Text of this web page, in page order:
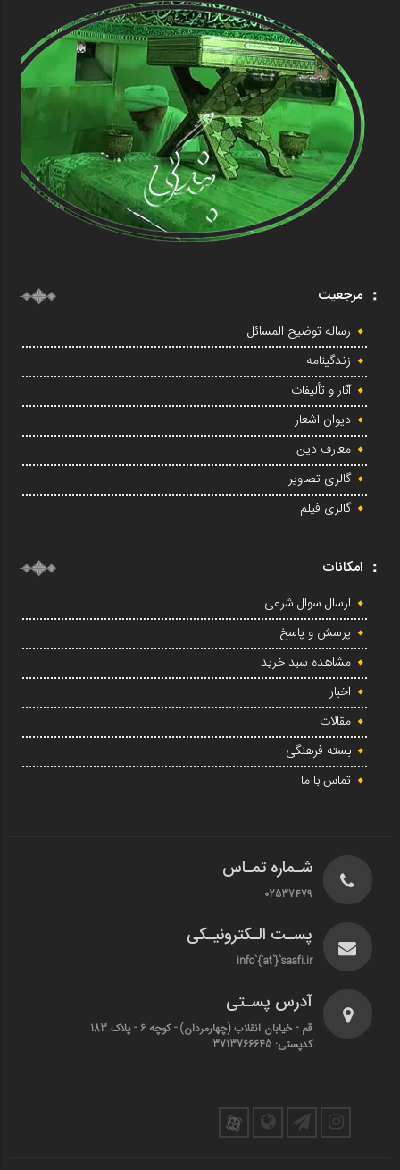
مرجعیت
رساله توضیح المسائل
زندگینامه
آثار و تألیفات
دیوان اشعار
معارف دین
گالری تصاویر
گالری فیلم
امکانات
ارسال سوال شرعی
پرسش و پاسخ
مشاهده سبد خرید
اخبار
مقالات
بسته فرهنگی
تماس با ما
شـماره تمـاس
02537479
پسـت الـکترونیـکی
info`{`at`}`saafi.ir
آدرس پسـتی
قم - خیابان انقلاب (چهارمردان)‌ - کوچه 6 - پلاک 183
کدپستی: 3713766645